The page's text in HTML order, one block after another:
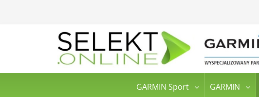
GARMIN Sport GARMIN